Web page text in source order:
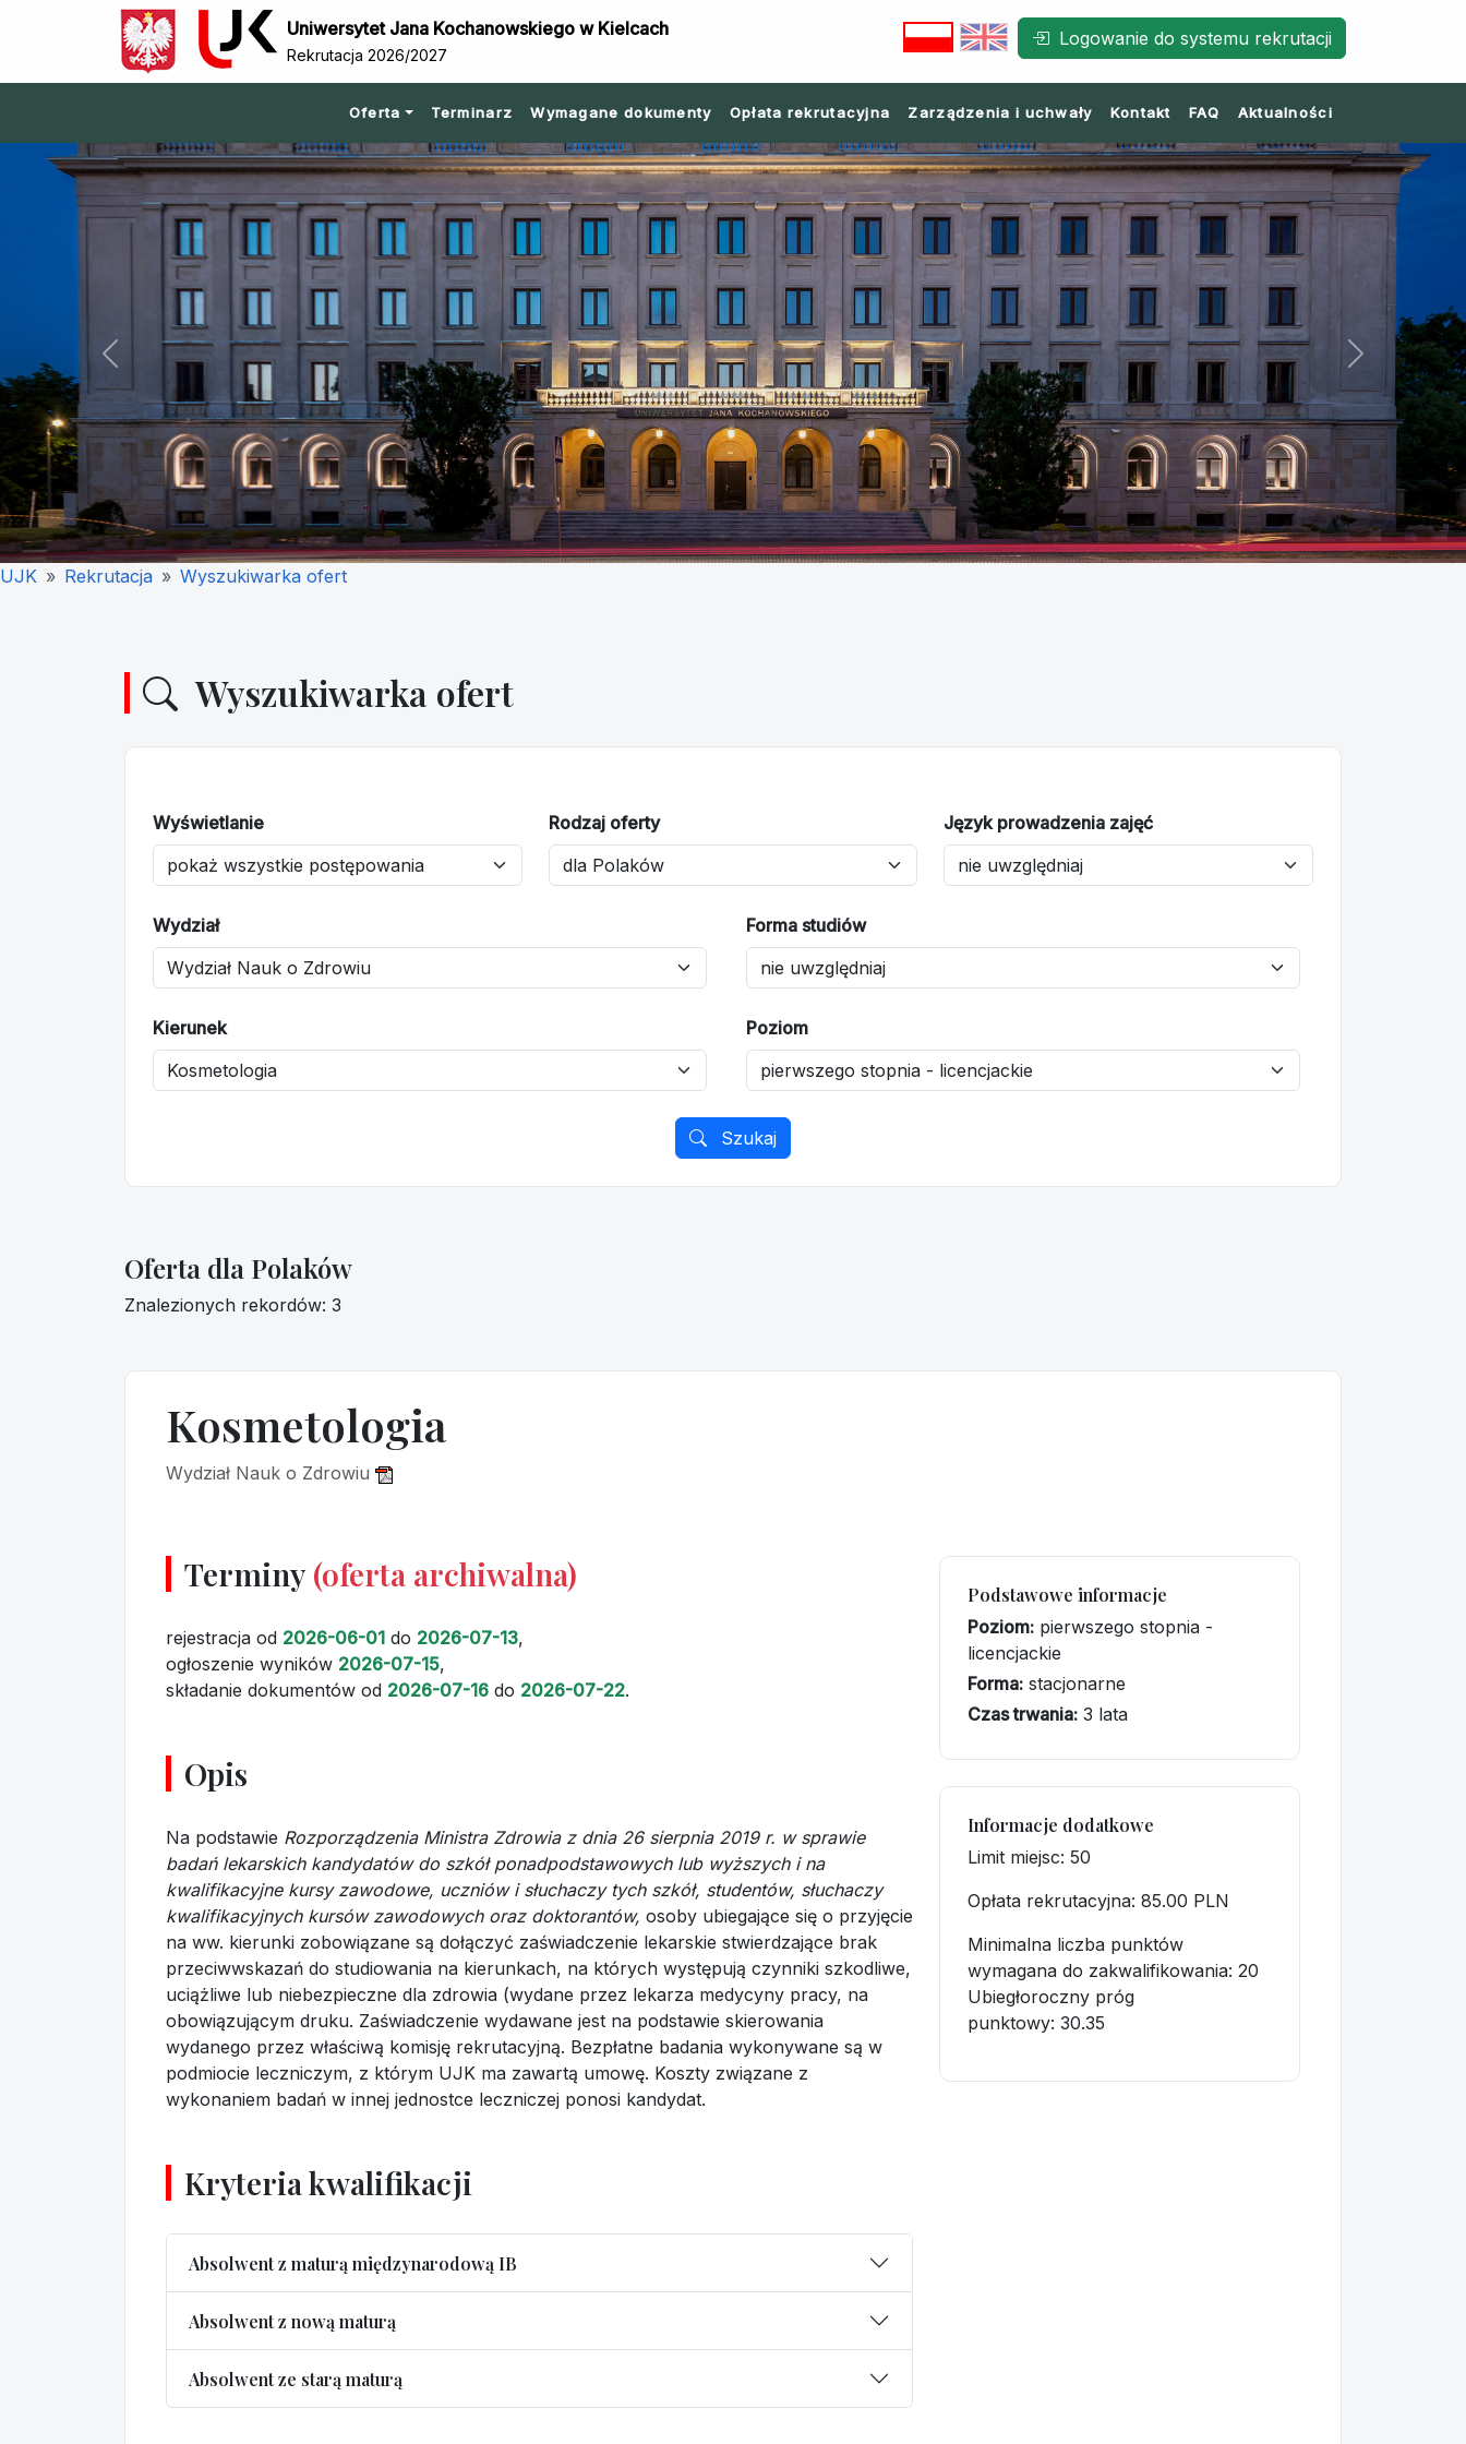
Uniwersytet Jana Kochanowskiego w Kielcach
Rekrutacja 2026/2027
Logowanie do systemu rekrutacji
Oferta Terminarz Wymagane dokumenty Opłata rekrutacyjna Zarządzenia i uchwały Kontakt FAQ Aktualności
Previous Next
UJK Rekrutacja Wyszukiwarka ofert
Wyszukiwarka ofert
Wyświetlanie Rodzaj oferty Język prowadzenia zajęć
Wydział
Kierunek
Forma studiów
Poziom
Szukaj
Oferta dla Polaków
Znalezionych rekordów: 3
Kosmetologia
Wydział Nauk o Zdrowiu
Terminy (oferta archiwalna)
rejestracja od 2026-06-01 do 2026-07-13,
ogłoszenie wyników 2026-07-15,
składanie dokumentów od 2026-07-16 do 2026-07-22.
Opis
Na podstawie Rozporządzenia Ministra Zdrowia z dnia 26 sierpnia 2019 r. w sprawie
badań lekarskich kandydatów do szkół ponadpodstawowych lub wyższych i na
kwalifikacyjne kursy zawodowe, uczniów i słuchaczy tych szkół, studentów, słuchaczy
kwalifikacyjnych kursów zawodowych oraz doktorantów, osoby ubiegające się o przyjęcie
na ww. kierunki zobowiązane są dołączyć zaświadczenie lekarskie stwierdzające brak
przeciwwskazań do studiowania na kierunkach, na których występują czynniki szkodliwe,
uciążliwe lub niebezpieczne dla zdrowia (wydane przez lekarza medycyny pracy, na
obowiązującym druku. Zaświadczenie wydawane jest na podstawie skierowania
wydanego przez właściwą komisję rekrutacyjną. Bezpłatne badania wykonywane są w
podmiocie leczniczym, z którym UJK ma zawartą umowę. Koszty związane z
wykonaniem badań w innej jednostce leczniczej ponosi kandydat.
Kryteria kwalifikacji
Absolwent z maturą międzynarodową IB
Absolwent z nową maturą
Absolwent ze starą maturą
Podstawowe informacje
Poziom: pierwszego stopnia -
licencjackie
Forma: stacjonarne
Czas trwania: 3 lata
Informacje dodatkowe
Limit miejsc: 50
Opłata rekrutacyjna: 85.00 PLN
Minimalna liczba punktów
wymagana do zakwalifikowania: 20
Ubiegłoroczny próg
punktowy: 30.35